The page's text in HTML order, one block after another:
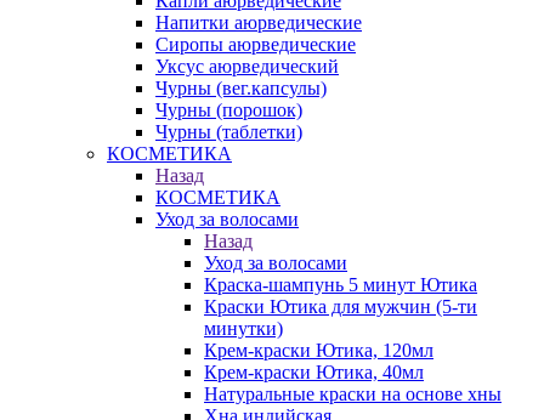
Напитки аюрведические
Сиропы аюрведические
Уксус аюрведический
Чурны (вег.капсулы)
Чурны (порошок)
Чурны (таблетки)
КОСМЕТИКА
Назад
КОСМЕТИКА
Уход за волосами
Назад
Уход за волосами
Краска-шампунь 5 минут Ютика
Краски Ютика для мужчин (5-ти
минутки)
Крем-краски Ютика, 120мл
Крем-краски Ютика, 40мл
Натуральные краски на основе хны
Хна индийская